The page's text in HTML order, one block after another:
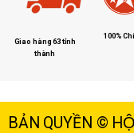
Giao hàng 63 tỉnh
thành
100%
BẢN QUYỀN ©